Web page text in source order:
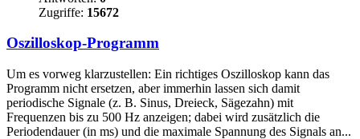
Zugriffe: 15672
Oszilloskop-Programm
Um es vorweg klarzustellen: Ein richtiges Oszilloskop kann das
Programm nicht ersetzen, aber immerhin lassen sich damit
periodische Signale (z. B. Sinus, Dreieck, Sägezahn) mit
Frequenzen bis zu 500 Hz anzeigen; dabei wird zusätzlich die
Periodendauer (in ms) und die maximale Spannung des Signals an...